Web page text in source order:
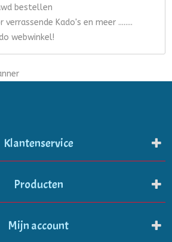
bestellen
verrassende Kado's en meer ........
webwinkel!
Klantenservice
Producten
Mijn account